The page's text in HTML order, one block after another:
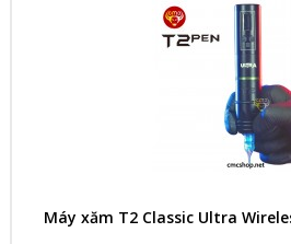
Máy xăm T2 Classic Ultra